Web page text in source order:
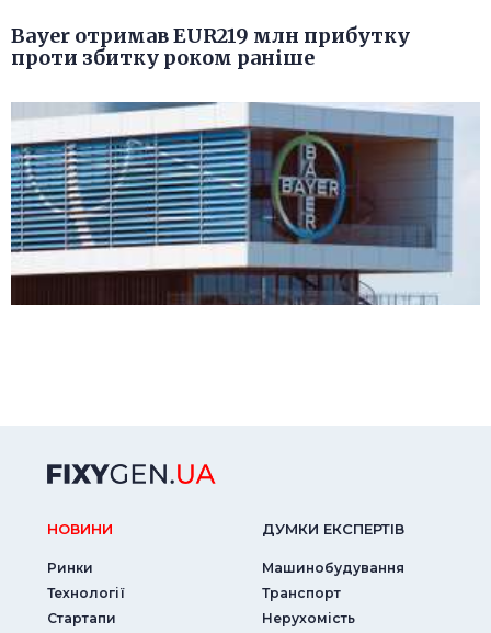
Bayer отримав EUR219 млн прибутку
проти збитку роком раніше
НОВИНИ
Ринки
Технології
Стартапи
ДУМКИ ЕКСПЕРТIВ
Машинобудування
Транспорт
Нерухомість